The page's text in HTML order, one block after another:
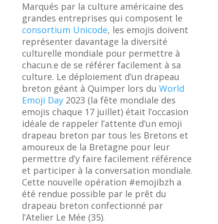
Marqués par la culture américaine des
grandes entreprises qui composent le
consortium Unicode, les emojis doivent
représenter davantage la diversité
culturelle mondiale pour permettre à
chacun.e de se référer facilement à sa
culture. Le déploiement d’un drapeau
breton géant à Quimper lors du World
Emoji Day2023 (la fête mondiale des
emojis chaque 17 juillet) était l’occasion
idéale de rappeler l’attente d’un emoji
drapeau breton par tous les Bretons et
amoureux de la Bretagne pour leur
permettre d’y faire facilement référence
et participer à la conversation mondiale.
Cette nouvelle opération #emojibzh a
été rendue possible par le prêt du
drapeau breton confectionné par
l’Atelier Le Mée (35).